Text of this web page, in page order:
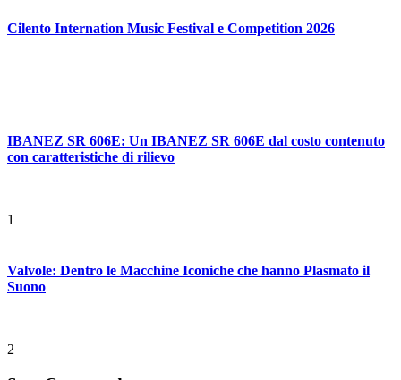
Cilento Internation Music Festival e Competition 2026
IBANEZ SR 606E: Un IBANEZ SR 606E dal costo contenuto
con caratteristiche di rilievo
1
Valvole: Dentro le Macchine Iconiche che hanno Plasmato il
Suono
2